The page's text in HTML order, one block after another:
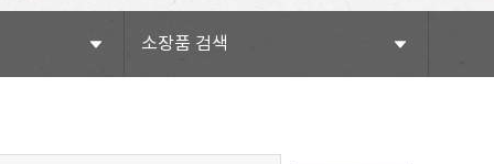
소장품 검색